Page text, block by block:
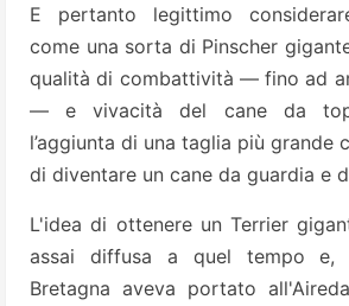
E pertanto legittimo
come una sorta di Pinscher
qualità di combattività — fino ad
— e vivacità del cane da
l’aggiunta di una taglia più grande
di diventare un cane da guardia e
L'idea di ottenere un Terrier
assai diffusa a quel tempo e,
Bretagna aveva portato